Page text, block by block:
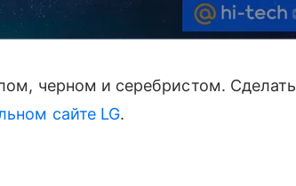
черном и серебристом. Сделать
сайте LG.